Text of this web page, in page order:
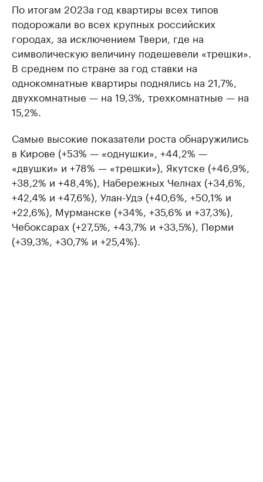
По итогам 2023а год квартиры всех типов
подорожали во всех крупных российских
городах, за исключением Твери, где на
символическую величину подешевели «трешки».
В среднем по стране за год ставки на
однокомнатные квартиры поднялись на 21,7%,
двухкомнатные — на 19,3%, трехкомнатные — на
15,2%.
Самые высокие показатели роста обнаружились
в Кирове (+53% — «однушки», +44,2% —
«двушки» и +78% — «трешки»), Якутске (+46,9%,
+38,2% и +48,4%), Набережных Челнах (+34,6%,
+42,4% и +47,6%), Улан-Удэ (+40,6%, +50,1% и
+22,6%), Мурманске (+34%, +35,6% и +37,3%),
Чебоксарах (+27,5%, +43,7% и +33,5%), Перми
(+39,3%, +30,7% и +25,4%).